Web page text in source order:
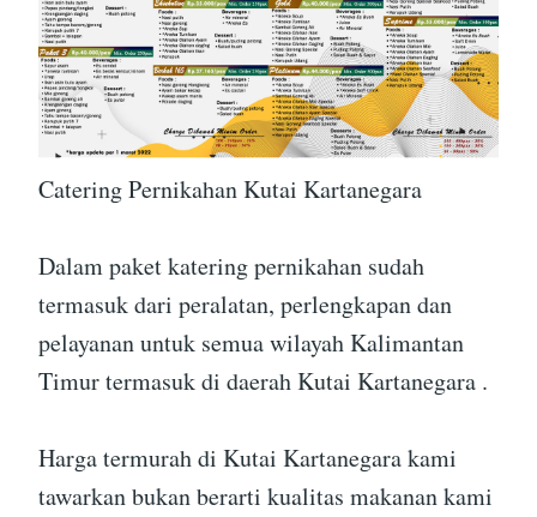
Catering Pernikahan Kutai Kartanegara
Dalam paket katering pernikahan sudah
termasuk dari peralatan, perlengkapan dan
pelayanan untuk semua wilayah Kalimantan
Timur termasuk di daerah Kutai Kartanegara .
Harga termurah di Kutai Kartanegara kami
tawarkan bukan berarti kualitas makanan kami